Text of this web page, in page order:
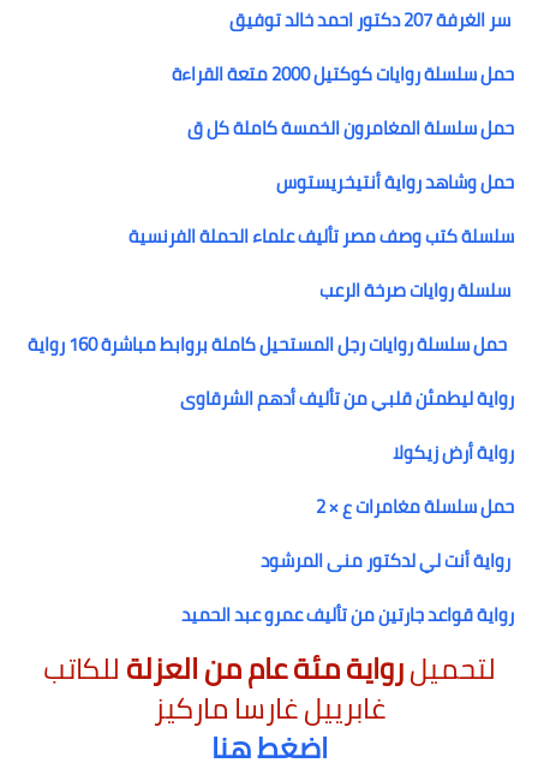
سر الغرفة 207 دكتور احمد خالد توفيق
حمل سلسلة روايات كوكتيل 2000 متعة القراءة
حمل سلسلة المغامرون الخمسة كاملة كل ق
حمل وشاهد رواية أنتيخريستوس
سلسلة كتب وصف مصر تأليف علماء الحملة الفرنسية
سلسلة روايات صرخة الرعب
حمل سلسلة روايات رجل المستحيل كاملة بروابط مباشرة 160 رواية
رواية ليطمئن قلبي من تأليف أدهم الشرقاوى
رواية أرض زيكولا
حمل سلسلة مغامرات ع × 2
رواية أنت لي لدكتور منى المرشود
رواية قواعد جارتين من تأليف عمرو عبد الحميد
لتحميلرواية مئة عام من العزلةللكاتب
غابرييل غارسا ماركيز
اضغط هنا